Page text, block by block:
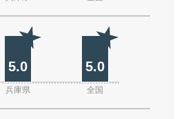
5.0 5.0
兵庫県 全国